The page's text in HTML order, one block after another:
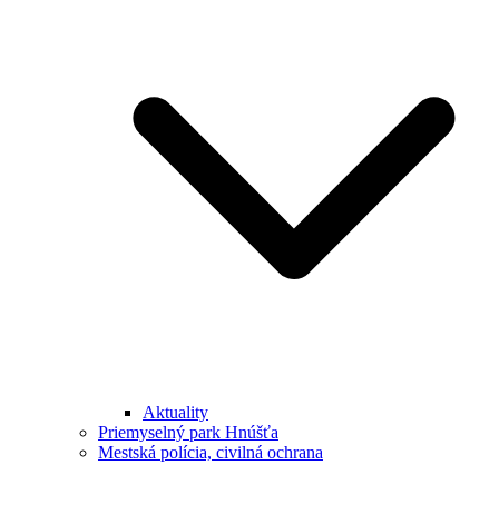
Aktuality
Priemyselný park Hnúšťa
Mestská polícia, civilná ochrana